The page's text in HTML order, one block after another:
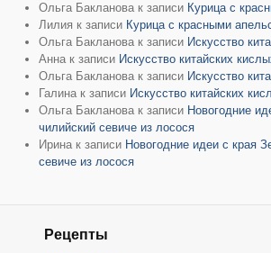
Ольга Бакланова к записи Курица с
Лилия к записи Курица с красными
Ольга Бакланова к записи Искусство
Анна к записи Искусство китайских
Ольга Бакланова к записи Искусство
Галина к записи Искусство китайских
Ольга Бакланова к записи Новогодние
чилийский севиче из лосося
Ирина к записи Новогодние идеи с края
севиче из лосося
Рецепты